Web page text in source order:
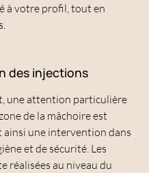
à votre profil, tout en
des injections
une attention particulière
de la mâchoire est
ainsi une intervention dans
et de sécurité. Les
réalisées au niveau du